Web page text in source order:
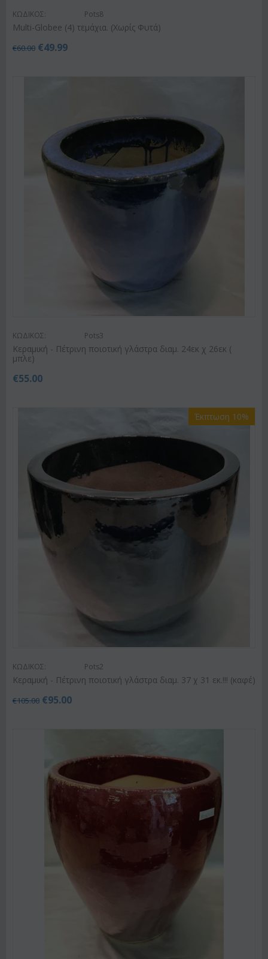
ΚΩΔΙΚΟΣ: Pots8
Multi-Globee (4) τεμάχια. (Χωρίς Φυτά)
€60.00 €49.99
ΚΩΔΙΚΟΣ: Pots3
Κεραμική - Πέτρινη ποιοτική γλάστρα διαμ. 24εκ χ 26εκ (
μπλε)
€55.00
Έκπτωση 10%
ΚΩΔΙΚΟΣ: Pots2
Κεραμική - Πέτρινη ποιοτική γλάστρα διαμ. 37 χ 31 εκ.!!! (καφέ)
€105.00 €95.00